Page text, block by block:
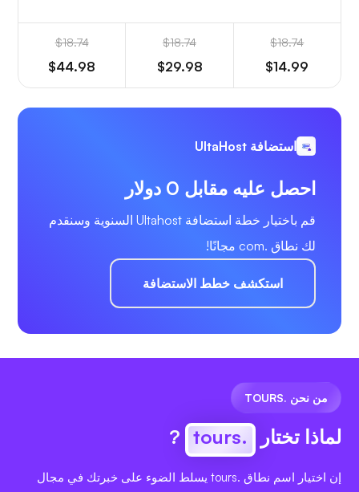
$18.74
$14.99
$18.74
$29.98
$18.74
$44.98
استضافة UltaHost
احصل عليه مقابل 0 دولار
قم باختيار خطة استضافة Ultahost السنوية وسنقدم
لك نطاق .com مجانًا!
استكشف خطط الاستضافة
من نحن .TOURS
لماذا تختار .tours
?
إن اختيار اسم نطاق .tours يسلط الضوء على خبرتك في مجال